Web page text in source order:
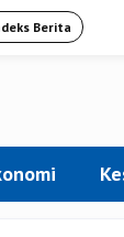
Berita